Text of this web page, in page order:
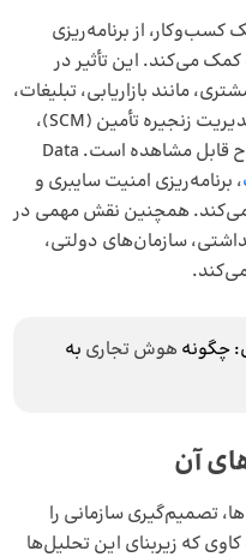
از برنامه‌ریزی
می‌کند. این تأثیر در
مانند بازاریابی، تبلیغات،
فروش و پشتیبانی و همچنین تولید، مدیریت زنجیره تأمین (SCM)،
امور مالی و منابع انسانی (HR) به‌وضوح قابل مشاهده است. Data
، برنامه‌ریزی امنیت سایبری و
می‌کند. همچنین نقش مهمی در
سازمان‌های دولتی،
چگونه هوش تجاری به
آن
، تصمیم‌گیری سازمانی را
که زیربنای این تحلیل‌ها